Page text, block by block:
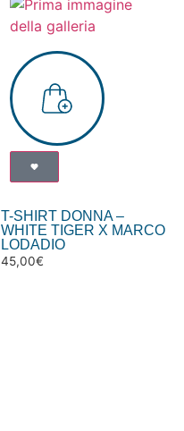
T-SHIRT DONNA –
WHITE TIGER X MARCO
LODADIO
45,00€